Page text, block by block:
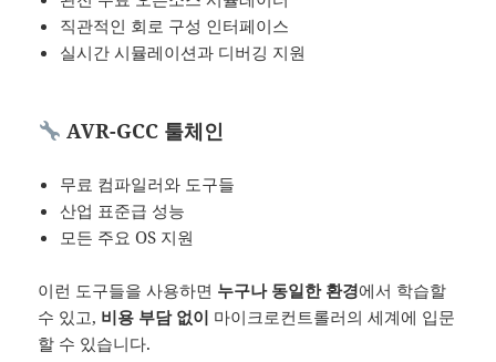
직관적인 회로 구성 인터페이스
실시간 시뮬레이션과 디버깅 지원
AVR-GCC 툴체인
무료 컴파일러와 도구들
산업 표준급 성능
모든 주요 OS 지원
이런 도구들을 사용하면 누구나 동일한 환경에서 학습할
수 있고, 비용 부담 없이 마이크로컨트롤러의 세계에 입문
할 수 있습니다.